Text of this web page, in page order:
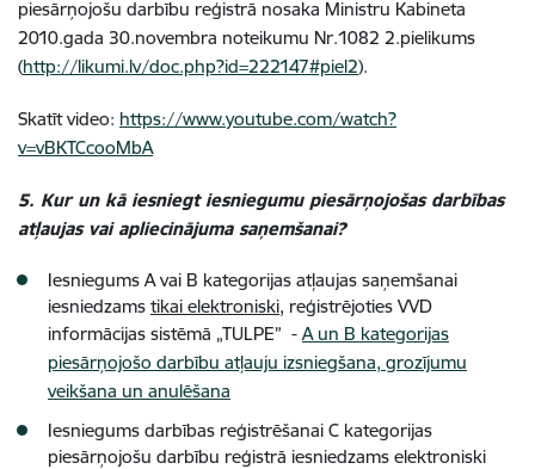
piesārņojošu darbību reģistrā nosaka Ministru Kabineta
2010.gada 30.novembra noteikumu Nr.1082 2.pielikums
(http://likumi.lv/doc.php?id=222147#piel2).
Skatīt video: https://www.youtube.com/watch?
v=vBKTCcooMbA
5. Kur un kā iesniegt iesniegumu piesārņojošas darbības
atļaujas vai apliecinājuma saņemšanai?
Iesniegums A vai B kategorijas atļaujas saņemšanai
iesniedzams tikai elektroniski, reģistrējoties VVD
informācijas sistēmā „TULPE” - A un B kategorijas
piesārņojošo darbību atļauju izsniegšana, grozījumu
veikšana un anulēšana
Iesniegums darbības reģistrēšanai C kategorijas
piesārņojošu darbību reģistrā iesniedzams elektroniski